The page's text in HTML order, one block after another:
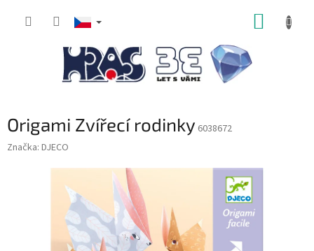
Origami Zvířecí rodinky 6038672
Značka: DJECO